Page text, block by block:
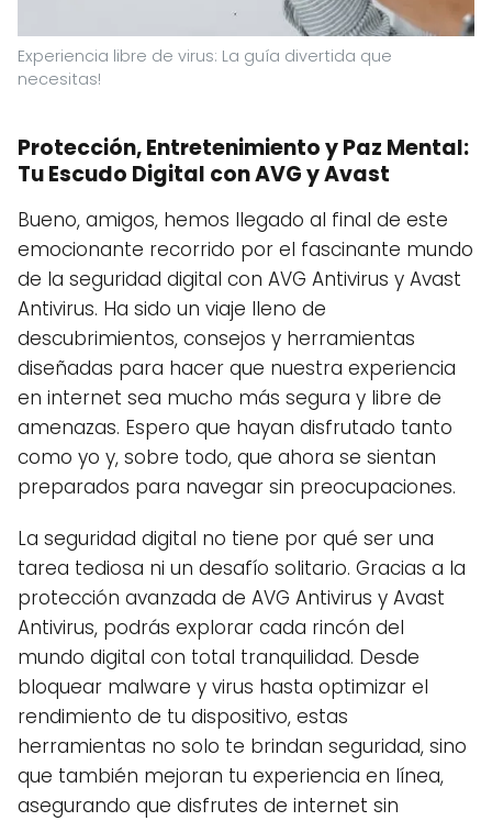
Experiencia libre de virus: La guía divertida que
necesitas!
Protección, Entretenimiento y Paz Mental:
Tu Escudo Digital con AVG y Avast
Bueno, amigos, hemos llegado al final de este
emocionante recorrido por el fascinante mundo
de la seguridad digital con AVG Antivirus y Avast
Antivirus. Ha sido un viaje lleno de
descubrimientos, consejos y herramientas
diseñadas para hacer que nuestra experiencia
en internet sea mucho más segura y libre de
amenazas. Espero que hayan disfrutado tanto
como yo y, sobre todo, que ahora se sientan
preparados para navegar sin preocupaciones.
La seguridad digital no tiene por qué ser una
tarea tediosa ni un desafío solitario. Gracias a la
protección avanzada de AVG Antivirus y Avast
Antivirus, podrás explorar cada rincón del
mundo digital con total tranquilidad. Desde
bloquear malware y virus hasta optimizar el
rendimiento de tu dispositivo, estas
herramientas no solo te brindan seguridad, sino
que también mejoran tu experiencia en línea,
asegurando que disfrutes de internet sin